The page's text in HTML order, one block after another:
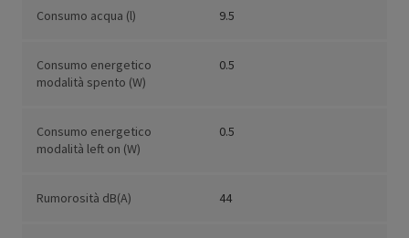
Consumo acqua (l) 9.5
Consumo energetico
modalità spento (W)
0.5
Consumo energetico
modalità left on (W)
0.5
Rumorosità dB(A) 44